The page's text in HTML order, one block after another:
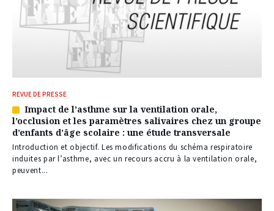
REVUE DE PRESSE
Article
réservé
à
nos
abonnés
Impact de l’asthme sur la ventilation orale,
l’occlusion et les paramètres salivaires chez un groupe
d’enfants d’âge scolaire : une étude transversale
Introduction et objectif. Les modifications du schéma respiratoire
induites par l’asthme, avec un recours accru à la ventilation orale,
peuvent...